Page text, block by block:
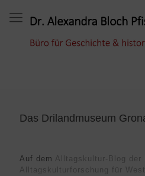
Das Drilandmuseum
Auf dem Alltagskultur-Blog der
Alltagskulturforschung für